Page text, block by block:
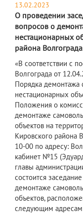
13.02.2023
О проведении
вопросов о
нестационарных
района Волгограда
«В соответствии с
Волгограда от
Порядка демонтажа
нестационарных
Положения о
демонтаже
объектов на
Кировского района
10-00 по адресу:
кабинет №15
главы
состоится
демонтаже
объектов,
следующим